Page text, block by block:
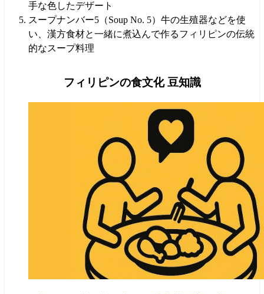
手な色したデザート
スープナンバー5（Soup No. 5）牛の生殖器などを使
い、漢方食材と一緒に煮込んで作るフィリピンの伝統
的なスープ料理
フィリピンの食文化 豆知識